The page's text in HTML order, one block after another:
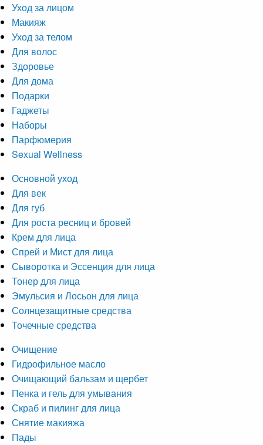
Уход за лицом
Макияж
Уход за телом
Для волос
Здоровье
Для дома
Подарки
Гаджеты
Наборы
Парфюмерия
Sexual Wellness
Основной уход
Для век
Для губ
Для роста ресниц и бровей
Крем для лица
Спрей и Мист для лица
Сыворотка и Эссенция для лица
Тонер для лица
Эмульсия и Лосьон для лица
Солнцезащитные средства
Точечные средства
Очищение
Гидрофильное масло
Очищающий бальзам и щербет
Пенка и гель для умывания
Скраб и пилинг для лица
Снятие макияжа
Пады